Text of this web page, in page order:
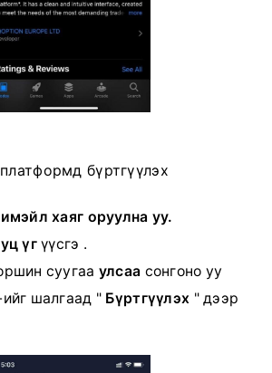
бүртгүүлэх
имэйл хаяг оруулна уу.
үгүүсгэ .
суугаа улсаа сонгоно уу
шалгаад " Бүртгүүлэх " дээр